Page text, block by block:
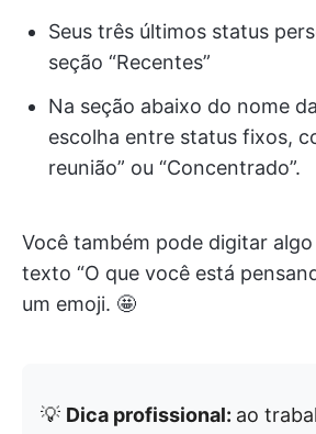
Seus três últimos status
seção “Recentes”
Na seção abaixo do nome
escolha entre status fixos,
reunião” ou “Concentrado”.
Você também pode digitar
texto “O que você está
um emoji. 🤩
💡 Dica profissional: ao